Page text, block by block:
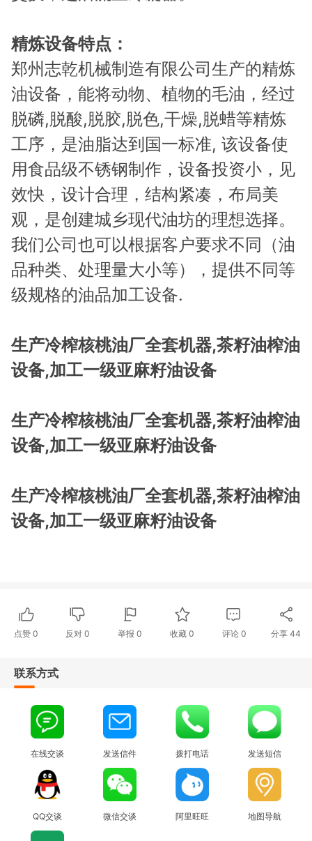
精炼设备特点：
郑州志乾机械制造有限公司生产的精炼
油设备，能将动物、植物的毛油，经过
脱磷,脱酸,脱胶,脱色,干燥,脱蜡等精炼
工序，是油脂达到国一标准, 该设备使
用食品级不锈钢制作，设备投资小，见
效快，设计合理，结构紧凑，布局美
观，是创建城乡现代油坊的理想选择。
我们公司也可以根据客户要求不同（油
品种类、处理量大小等），提供不同等
级规格的油品加工设备.
生产冷榨核桃油厂全套机器,茶籽油榨油
设备,加工一级亚麻籽油设备
生产冷榨核桃油厂全套机器,茶籽油榨油
设备,加工一级亚麻籽油设备
生产冷榨核桃油厂全套机器,茶籽油榨油
设备,加工一级亚麻籽油设备
点赞 0 反对0 举报 0 收藏 0 评论 0 分享44
联系方式
在线交谈 发送信件 拨打电话 发送短信
QQ交谈 微信交谈 阿里旺旺 地图导航